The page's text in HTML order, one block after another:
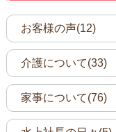
お客様の声(12)
介護について(33)
家事について(76)